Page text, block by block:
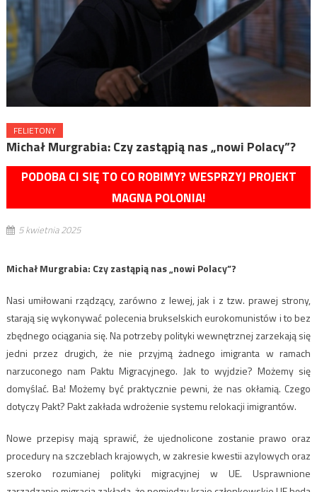
FELIETONY
Michał Murgrabia: Czy zastąpią nas „nowi Polacy”?
PODOBA CI SIĘ TO CO ROBIMY? WESPRZYJ PROJEKT
MAGNA POLONIA!
5 kwietnia 2025
Michał Murgrabia: Czy zastąpią nas „nowi Polacy”?
Nasi umiłowani rządzący, zarówno z lewej, jak i z tzw. prawej strony,
starają się wykonywać polecenia brukselskich eurokomunistów i to bez
zbędnego ociągania się. Na potrzeby polityki wewnętrznej zarzekają się
jedni przez drugich, że nie przyjmą żadnego imigranta w ramach
narzuconego nam Paktu Migracyjnego. Jak to wyjdzie? Możemy się
domyślać. Ba! Możemy być praktycznie pewni, że nas okłamią. Czego
dotyczy Pakt? Pakt zakłada wdrożenie systemu relokacji imigrantów.
Nowe przepisy mają sprawić, że ujednolicone zostanie prawo oraz
procedury na szczeblach krajowych, w zakresie kwestii azylowych oraz
szeroko rozumianej polityki migracyjnej w UE. Usprawnione